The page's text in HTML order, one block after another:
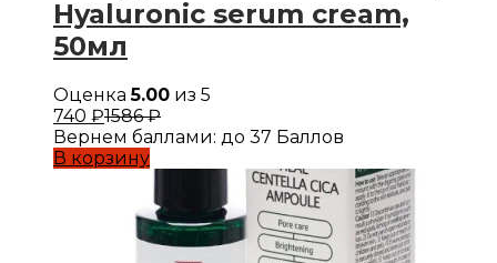
Hyaluronic serum cream,
50мл
Оценка5.00 из 5
740 ₽1586₽
Вернем баллами: до 37 Баллов
В корзину